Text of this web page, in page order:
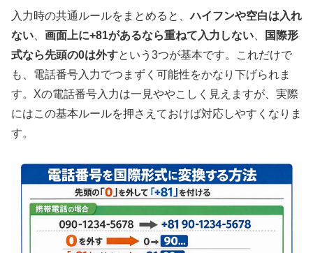
入力時の共通ルールをまとめると、ハイフンや空白は入れ
ない
画面上に+81があるなら重ねて入力しない
国際形
式なら先頭の0は外すという3つが基本です。これだけで
も、電話番号入力でつまずく可能性をかなり下げられま
す。Xの電話番号入力は一見ややこしく見えますが、実際
にはこの基本ルールを押さえておけば対応しやすくなりま
す。